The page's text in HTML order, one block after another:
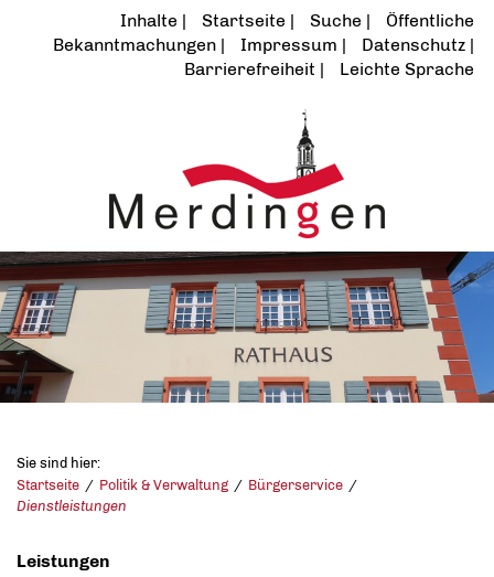
Inhalte Startseite Suche
Öffentliche
Bekanntmachungen
Impressum
Datenschutz
Barrierefreiheit
Leichte Sprache
Sie sind hier:
Startseite
Politik & Verwaltung
Bürgerservice
Dienstleistungen
Leistungen